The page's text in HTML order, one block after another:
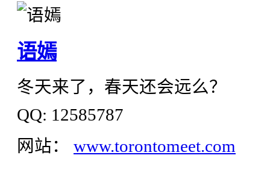
语嫣
冬天来了，春天还会远么？
QQ: 12585787
网站： www.torontomeet.com